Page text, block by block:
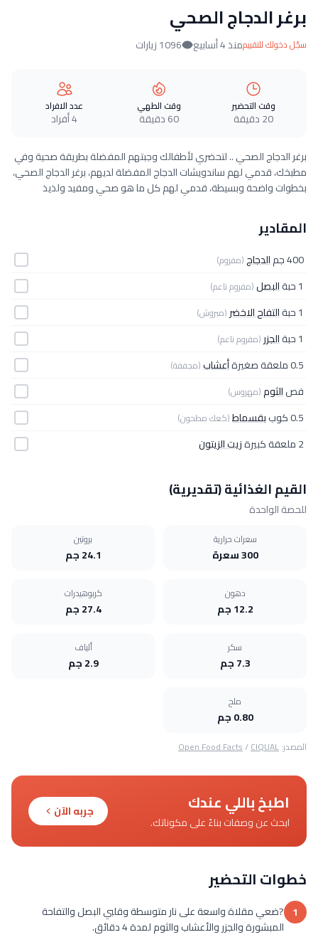
برغر الدجاج الصحي
سجّل دخولك للتقييممنذ 4 أسابيع 1096 زيارات
وقت التحضير
20 دقيقة
وقت الطهي
60 دقيقة
عدد الافراد
4 أفراد
برغر الدجاج الصحي .. لتحضري لأطفالك وجبتهم المفضلة بطريقة صحية وفي
مطبخك، قدمي لهم ساندويشات الدجاج المفضلة لديهم، برغر الدجاج الصحي،
بخطوات واضحة وبسيطة، قدمي لهم كل ما هو صحي ومفيد ولذيذ
المقادير
400 جم الدجاج(مفروم)
1 حبة البصل(مفروم ناعم)
1 حبة التفاح الاخضر (مبروش)
1 حبة الجزر (مفروم ناعم)
0.5 ملعقة صغيرة أعشاب(مجففة)
فصالثوم(مهروس)
0.5 كوب بقسماط(كعك مطحون)
2 ملعقة كبيرة زيت الزيتون
القيم الغذائية (تقديرية)
للحصة الواحدة
سعرات حرارية
300 سعرة
بروتين
24.1 جم
دهون
12.2 جم
كربوهيدرات
27.4 جم
سكر
7.3 جم
ألياف
2.9 جم
ملح
0.80 جم
المصدر: Open Food Facts/CIQUAL
اطبخ باللي عندك
ابحث عن وصفات بناءً على مكوناتك.
جربه الآن
خطوات التحضير
1 ?ضعي مقلاة واسعة على نار متوسطة وقلبي البصل والتفاحة
المبشورة والجزر والأعشاب والثوم لمدة 4 دقائق.